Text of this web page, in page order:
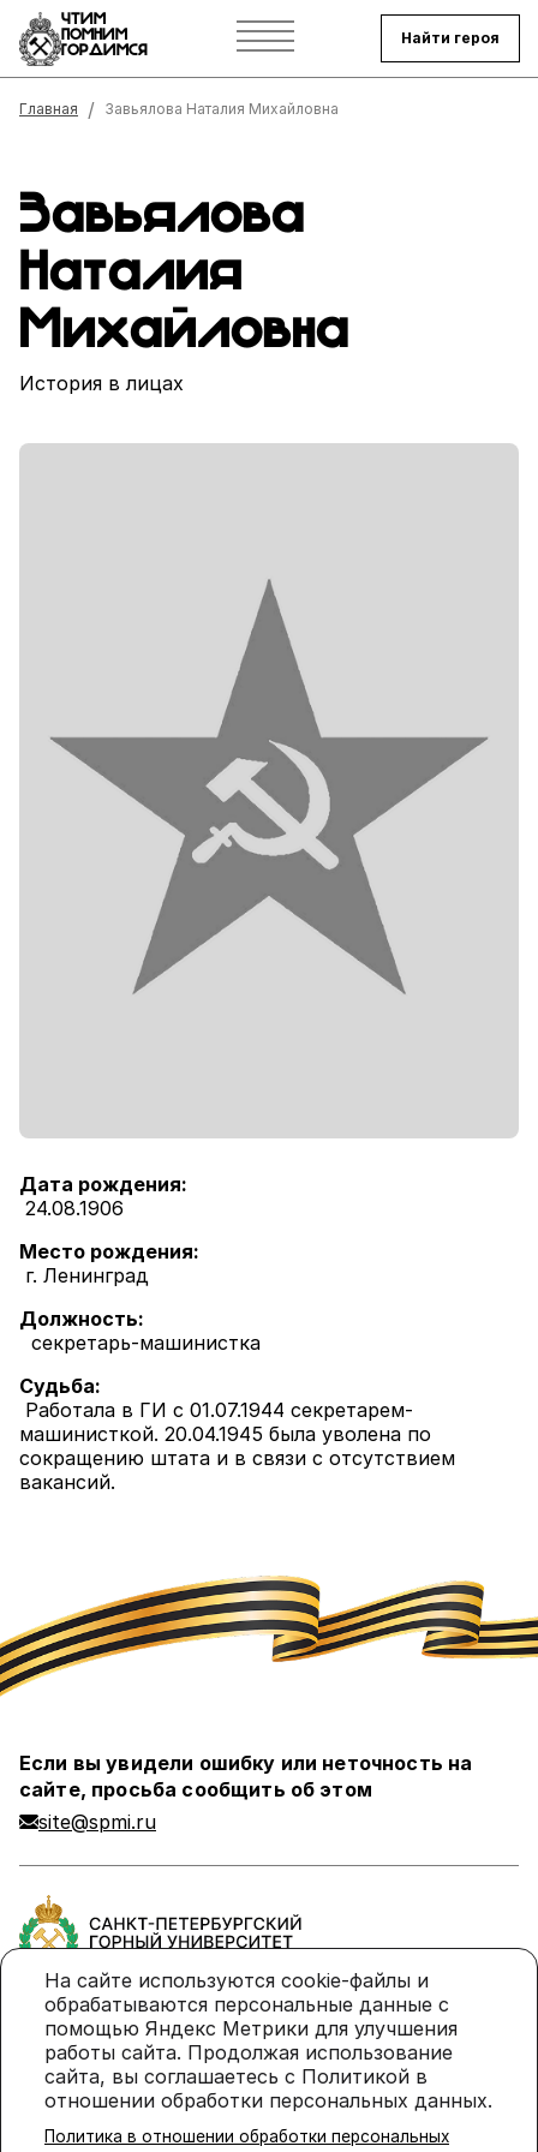
ЧТИМ
ПОМНИМ
ГОРДИМСЯ
Найти героя
Строка навигации
Главная Завьялова Наталия Михайловна
Завьялова
Наталия
Михайловна
История в лицах
Дата рождения:
24.08.1906
Место рождения:
г. Ленинград
Должность:
секретарь-машинистка
Судьба:
Работала в ГИ с 01.07.1944 секретарем-
машинисткой. 20.04.1945 была уволена по
сокращению штата и в связи с отсутствием
вакансий.
На сайте используются cookie-файлы и
обрабатываются персональные данные с
помощью Яндекс Метрики для улучшения
работы сайта. Продолжая использование
сайта, вы соглашаетесь с Политикой в
отношении обработки персональных данных.
Политика в отношении обработки персональных
Если вы увидели ошибку или неточность на
сайте, просьба сообщить об этом
site@spmi.ru
Политика в отношении обработки персональных
данных
Политика использования cookie-файлов